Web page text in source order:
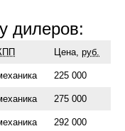
дилеров:
Цена, руб.
225 000
275 000
292 000